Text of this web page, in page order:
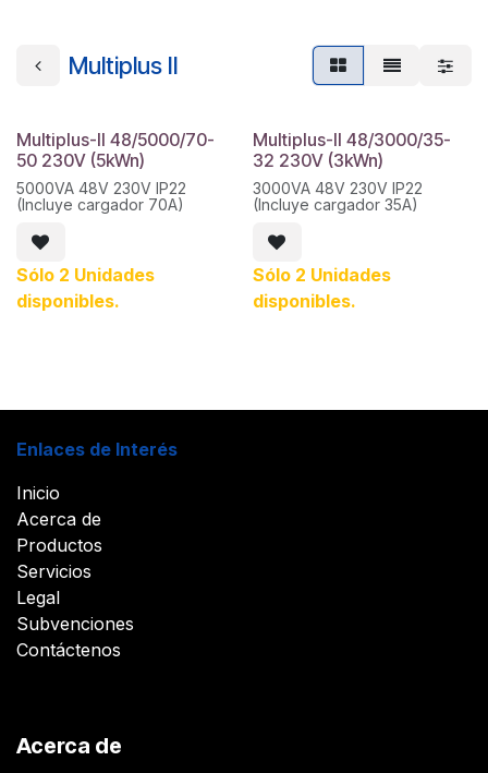
Multiplus II
Multiplus-II 48/5000/70-
50 230V (5kWn)
5000VA 48V 230V IP22
(Incluye cargador 70A)
Sólo 2 Unidades
disponibles.
Multiplus-II 48/3000/35-
32 230V (3kWn)
3000VA 48V 230V IP22
(Incluye cargador 35A)
Sólo 2 Unidades
disponibles.
Enlaces de Interés
Inicio
Acerca de
Productos
Servicios
Legal
Subvenciones
Contáctenos
Acerca de